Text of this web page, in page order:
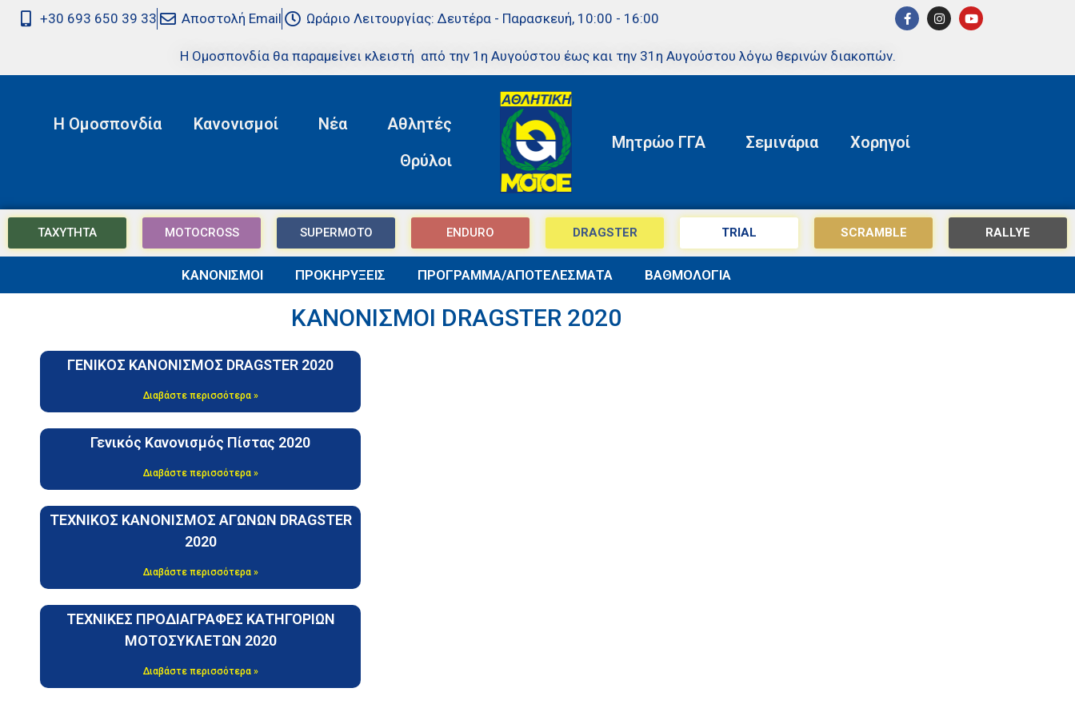
+30 693 650 39 33 Αποστολή Email Ωράριο Λειτουργίας: Δευτέρα - Παρασκευή, 10:00 - 16:00
Η Ομοσπονδία θα παραμείνει κλειστή από την 1η Αυγούστου έως και την 31η Αυγούστου λόγω θερινών διακοπών.
Η Ομοσπονδία Κανονισμοί Νέα
Αθλητές
Θρύλοι
Μητρώο ΓΓΑ Σεμινάρια Χορηγοί
ΤΑΧΥΤΗΤΑ MOTOCROSS SUPERMOTO ENDURO DRAGSTER TRIAL SCRAMBLE RALLYE
ΚΑΝΟΝΙΣΜΟΙ ΠΡΟΚΗΡΥΞΕΙΣ ΠΡΟΓΡΑΜΜΑ/ΑΠΟΤΕΛΕΣΜΑΤΑ ΒΑΘΜΟΛΟΓΙΑ
ΚΑΝΟΝΙΣΜΟΙ DRAGSTER 2020
ΓΕΝΙΚΟΣ ΚΑΝΟΝΙΣΜΟΣ DRAGSTER 2020
Διαβάστε περισσότερα »
Γενικός Κανονισμός Πίστας 2020
Διαβάστε περισσότερα »
ΤΕΧΝΙΚΟΣ ΚΑΝΟΝΙΣΜΟΣ ΑΓΩΝΩΝ DRAGSTER
2020
Διαβάστε περισσότερα »
ΤΕΧΝΙΚΕΣ ΠΡΟΔΙΑΓΡΑΦΕΣ ΚΑΤΗΓΟΡΙΩΝ
ΜΟΤΟΣΥΚΛΕΤΩΝ 2020
Διαβάστε περισσότερα »